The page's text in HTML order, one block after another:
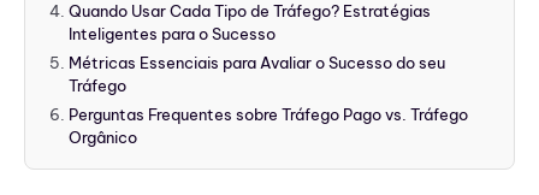
Quando Usar Cada Tipo de Tráfego? Estratégias
Inteligentes para o Sucesso
Métricas Essenciais para Avaliar o Sucesso do seu
Tráfego
Perguntas Frequentes sobre Tráfego Pago vs. Tráfego
Orgânico